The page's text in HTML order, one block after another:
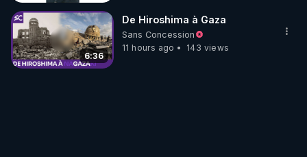
6:36
De Hiroshima à Gaza
Sans Concession
11 hours ago
143 views